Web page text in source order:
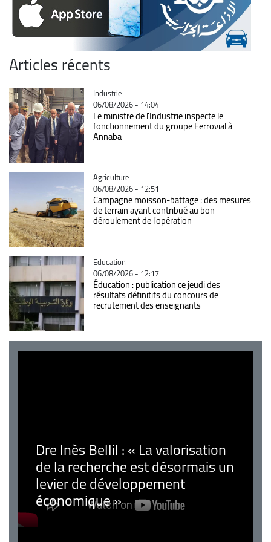
Articles récents
Catégorie
Industrie
06/08/2026 - 14:04
Le ministre de l'Industrie inspecte le
fonctionnement du groupe Ferrovial à
Annaba
Catégorie
Agriculture
06/08/2026 - 12:51
Campagne moisson-battage : des mesures
de terrain ayant contribué au bon
déroulement de l'opération
Catégorie
Education
06/08/2026 - 12:17
Éducation : publication ce jeudi des
résultats définitifs du concours de
recrutement des enseignants
Dre Inès Bellil : « La valorisation
de la recherche est désormais un
levier de développement
économique »